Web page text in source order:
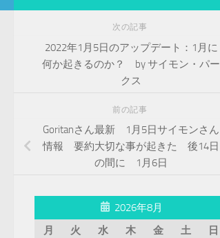
次の記事
2022年1月5日のアップデート：1月に
何か起きるのか？ by サイモン・パー
クス
前の記事
Goritanさん最新 1月5日サイモンさん
情報 要約大切な事が起きた 後14日
の間に 1月6日
2026年8月
月
火 水 木 金 土
日